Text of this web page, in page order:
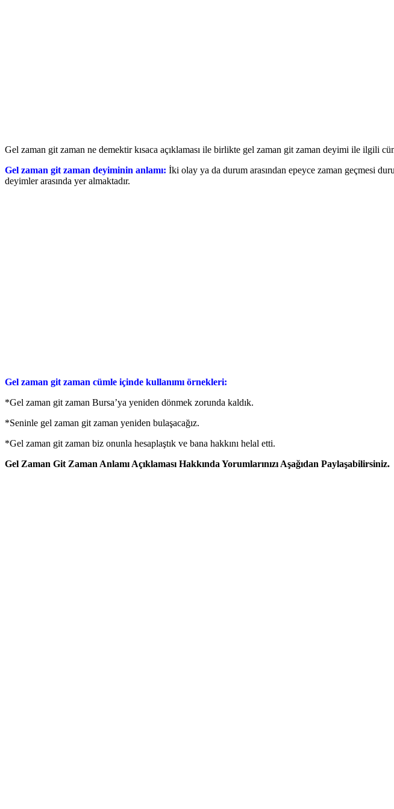
Gel zaman git zaman ne demektir kısaca açıklaması ile birlikte gel zaman git zaman deyimi ile ilgili
Gel zaman git zaman deyiminin anlamı: İki olay ya da durum arasından epeyce zaman geçmesi
deyimler arasında yer almaktadır.
Gel zaman git zaman cümle içinde kullanımı örnekleri:
*Gel zaman git zaman Bursa’ya yeniden dönmek zorunda kaldık.
*Seninle gel zaman git zaman yeniden bulaşacağız.
*Gel zaman git zaman biz onunla hesaplaştık ve bana hakkını helal etti.
Gel Zaman Git Zaman Anlamı Açıklaması Hakkında Yorumlarınızı Aşağıdan Paylaşabilirsiniz.